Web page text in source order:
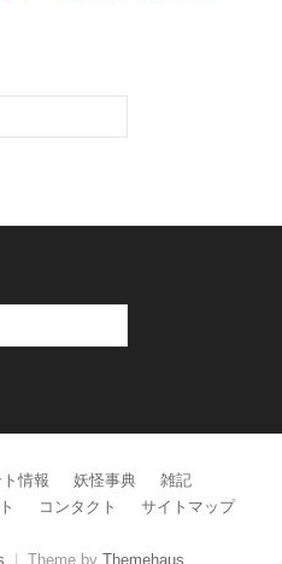
情報 妖怪事典
雑記
コンタクト サイトマップ
Theme by Themehaus